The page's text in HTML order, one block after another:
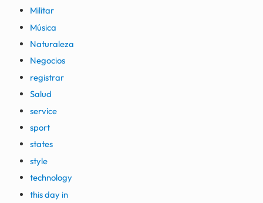
Militar
Música
Naturaleza
Negocios
registrar
Salud
service
sport
states
style
technology
this day in